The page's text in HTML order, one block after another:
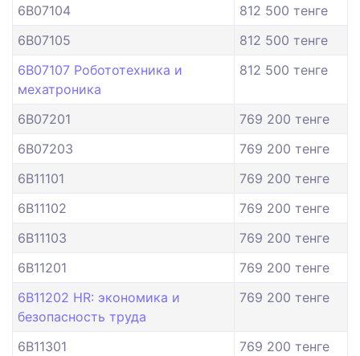
6B07104
812 500 тенге
6B07105
812 500 тенге
6B07107 Робототехника и
мехатроника
812 500 тенге
6B07201
769 200 тенге
6B07203
769 200 тенге
6B11101
769 200 тенге
6B11102
769 200 тенге
6B11103
769 200 тенге
6B11201
769 200 тенге
6B11202 HR: экономика и
безопасность труда
769 200 тенге
6B11301
769 200 тенге